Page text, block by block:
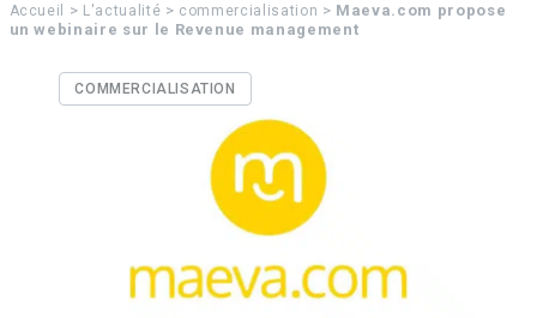
Accueil > L'actualité > commercialisation > Maeva.com propose
un webinaire sur le Revenue management
COMMERCIALISATION